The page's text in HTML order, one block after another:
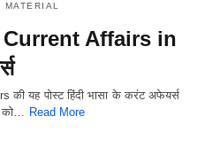
MATERIAL
Current Affairs in
यह पोस्ट हिंदी भासा के करंट अफेयर्स
को… Read More